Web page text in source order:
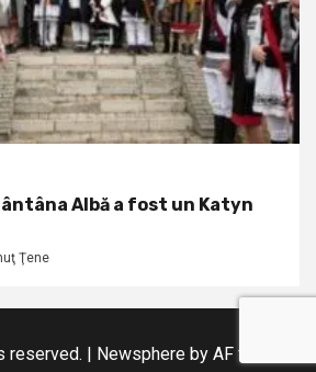
Albă a fost un Katyn
Ţene
reserved. Newsphere by AF themes.